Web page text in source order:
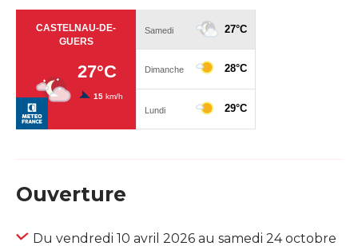
Ouverture
Du vendredi 10 avril 2026 au samedi 24 octobre